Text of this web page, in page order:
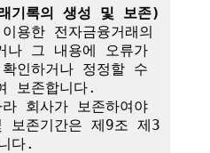
기록의 생성 및 보존)
용한 전자금융거래의
나 그 내용에 오류가
인하거나 정정할 수
보존합니다.
회사가 보존하여야
보존기간은 제9조 제3
다.